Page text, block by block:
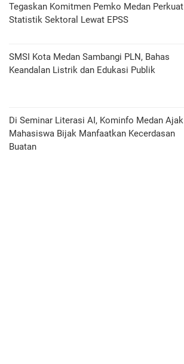
Tegaskan Komitmen Pemko Medan Perkuat
Statistik Sektoral Lewat EPSS
SMSI Kota Medan Sambangi PLN, Bahas
Keandalan Listrik dan Edukasi Publik
Di Seminar Literasi AI, Kominfo Medan Ajak
Mahasiswa Bijak Manfaatkan Kecerdasan
Buatan